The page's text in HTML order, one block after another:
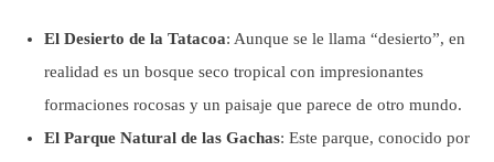
El Desierto de la Tatacoa: Aunque se le llama “desierto”, en
realidad es un bosque seco tropical con impresionantes
formaciones rocosas y un paisaje que parece de otro mundo.
El Parque Natural de las Gachas: Este parque, conocido por